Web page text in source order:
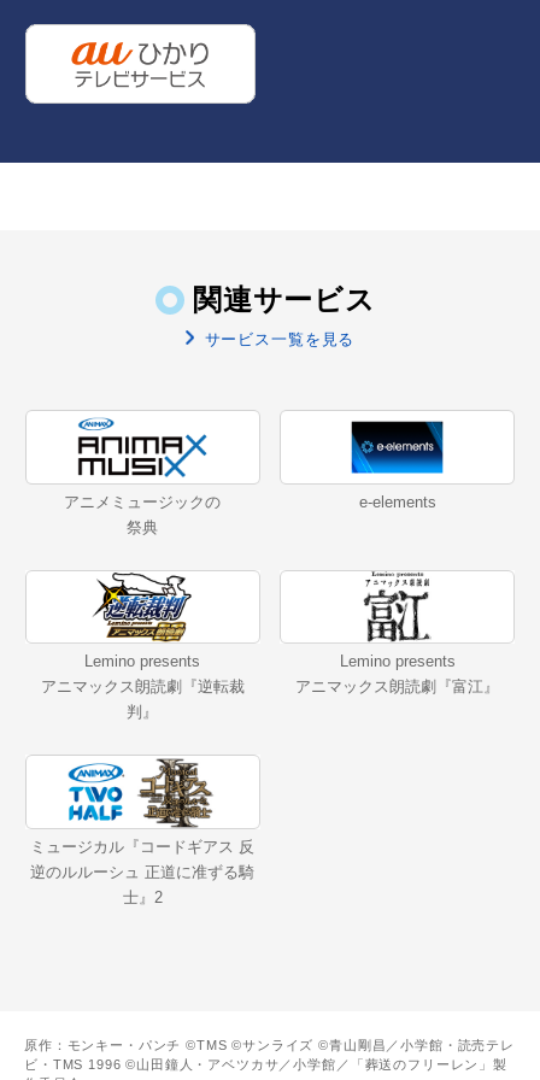
関連サービス
サービス一覧を見る
アニメミュージックの
祭典
e-elements
Lemino presents
アニマックス朗読劇『逆転裁
判』
Lemino presents
アニマックス朗読劇『富江』
ミュージカル『コードギアス 反
逆のルルーシュ 正道に准ずる騎
士』2
原作：モンキー・パンチ ©TMS ©サンライズ ©青山剛昌／小学館・読売テレ
ビ・TMS 1996 ©山田鐘人・アベツカサ／小学館／「葬送のフリーレン」製